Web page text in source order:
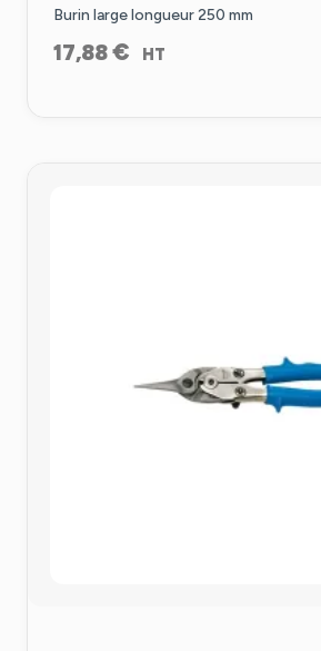
Burin large longueur 250 mm
17,88€ HT